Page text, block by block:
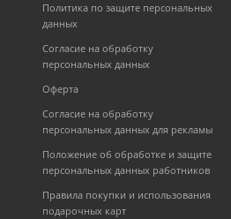
Политика по защите персональных
данных
Согласие на обработку
персональных данных
Оферта
Согласие на обработку
персональных данных для рекламы
Положение об обработке и защите
персональных данных работников
Правила покупки и использования
подарочных карт